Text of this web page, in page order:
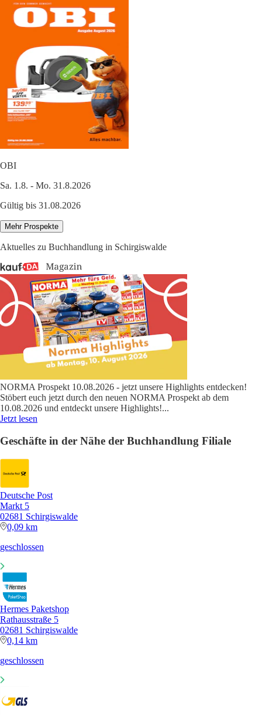
OBI
Sa. 1.8. - Mo. 31.8.2026
Gültig bis 31.08.2026
Mehr Prospekte
Aktuelles zu Buchhandlung in Schirgiswalde
NORMA Prospekt 10.08.2026 - jetzt unsere Highlights entdecken!
Stöbert euch jetzt durch den neuen NORMA Prospekt ab dem
10.08.2026 und entdeckt unsere Highlights!...
Jetzt lesen
Geschäfte in der Nähe der Buchhandlung Filiale
Deutsche Post
Markt 5
02681 Schirgiswalde
0,09 km
geschlossen
Hermes Paketshop
Rathausstraße 5
02681 Schirgiswalde
0,14 km
geschlossen